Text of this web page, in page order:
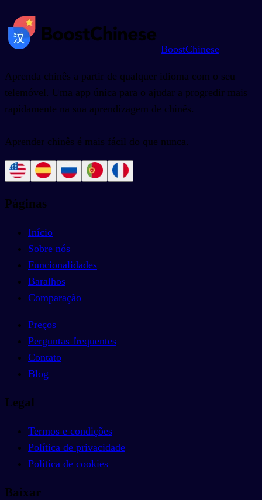
BoostChinese
Aprenda chinês a partir de qualquer idioma com o seu
telemóvel. Uma app única para o ajudar a progredir mais
rapidamente na sua aprendizagem de chinês.
Aprender chinês é mais fácil do que nunca.
Páginas
Início
Sobre nós
Funcionalidades
Baralhos
Comparação
Preços
Perguntas frequentes
Contato
Blog
Legal
Termos e condições
Política de privacidade
Política de cookies
Baixar